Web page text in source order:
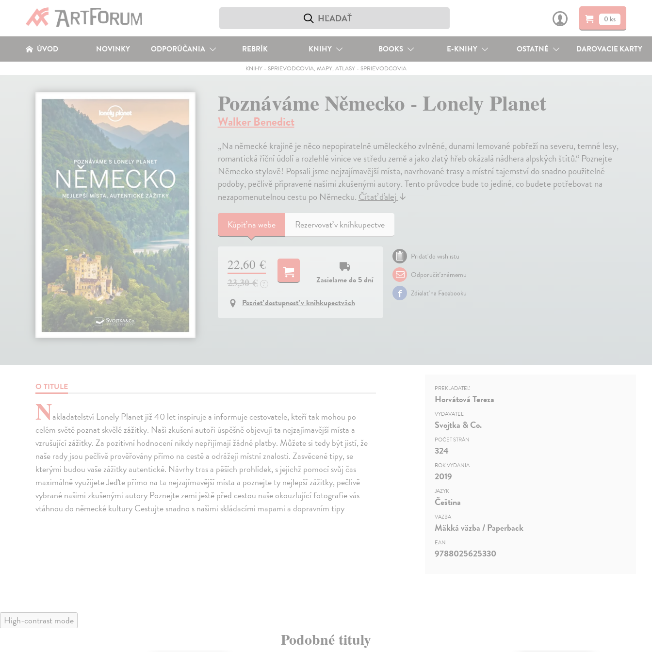
0 ks
ÚVOD NOVINKY ODPORÚČANIA REBRÍK KNIHY BOOKS E-KNIHY OSTATNÉ DAROVACIE KARTY
KNIHY- SPRIEVODCOVIA, MAPY, ATLASY- SPRIEVODCOVIA
Poznáváme Německo - Lonely Planet
Walker Benedict
„Na německé krajině je něco nepopiratelně uměleckého zvlněné, dunami lemované pobřeží na severu, temné lesy,
romantická říční údolí a rozlehlé vinice ve středu země a jako zlatý hřeb okázalá nádhera alpských štítů.“ Poznejte
Německo stylově! Popsali jsme nejzajímavější místa, navrhované trasy a místní tajemství do snadno použitelné
podoby, pečlivě připravené našimi zkušenými autory. Tento průvodce bude to jediné, co budete potřebovat na
nezapomenutelnou cestu po Německu.Čítať ďalej↓
Kúpiťna webe Rezervovať v kníhkupectve
22,60 €
23,30 € ?
Zasielame do 5 dní
Pozrieť dostupnosť v kníhkupectvách
Pridať do wishlistu
Odporučiť známemu
Zdielať na Facebooku
O TITULE
Nakladatelství Lonely Planet již 40 let inspiruje a informuje cestovatele, kteří tak mohou po
celém světě poznat skvělé zážitky. Naši zkušení autoři úspěšně objevují ta nejzajímavější místa a
vzrušující zážitky. Za pozitivní hodnocení nikdy nepřijímají žádné platby. Můžete si tedy být jistí, že
naše rady jsou pečlivě prověřovány přímo na cestě a odrážejí místní znalosti. Zasvěcené tipy, se
kterými budou vaše zážitky autentické. Návrhy tras a pěších prohlídek, s jejichž pomocí svůj čas
maximálně využijete Jeďte přímo na ta nejzajímavější místa a poznejte ty nejlepší zážitky, pečlivě
vybrané našimi zkušenými autory Poznejte zemi ještě před cestou naše okouzlující fotografie vás
vtáhnou do německé kultury Cestujte snadno s našimi skládacími mapami a dopravním tipy
PREKLADATEĽ
Horvátová Tereza
VYDAVATEĽ
Svojtka & Co.
POČET STRÁN
324
ROK VYDANIA
2019
JAZYK
Čeština
VÄZBA
Mäkká väzba / Paperback
EAN
9788025625330
High-contrast mode
Podobné tituly